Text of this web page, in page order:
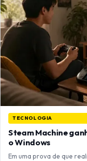
TECNOLOGIA
Steam Machine
o Windows
Em uma prova de que